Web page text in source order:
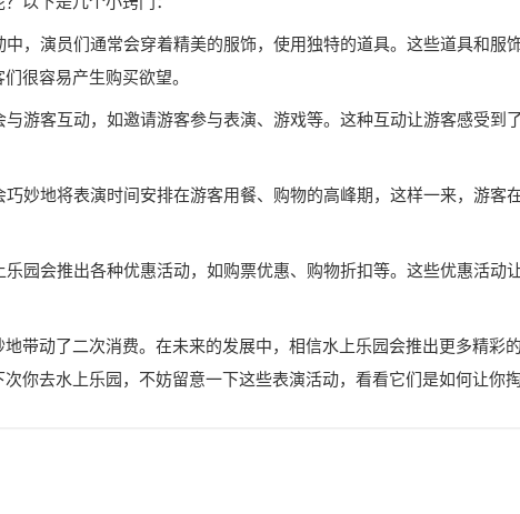
，演员们通常会穿着精美的服饰，使用独特的道具。这些道具和服
很容易产生购买欲望。
游客互动，如邀请游客参与表演、游戏等。这种互动让游客感受到
妙地将表演时间安排在游客用餐、购物的高峰期，这样一来，游客
园会推出各种优惠活动，如购票优惠、购物折扣等。这些优惠活动
带动了二次消费。在未来的发展中，相信水上乐园会推出更多精彩的
你去水上乐园，不妨留意一下这些表演活动，看看它们是如何让你掏